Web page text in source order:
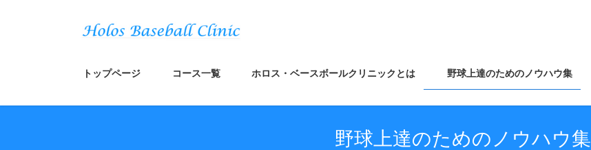
ス
ン
トップページ コース一覧 ホロス・ベースボールクリニックとは 野球上達のためのノウハウ集
野球上達のためのノウハウ集